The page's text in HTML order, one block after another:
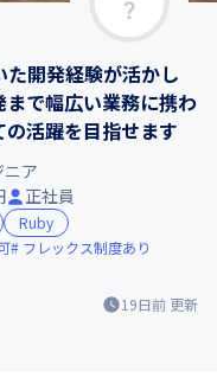
開発経験が活かし
で幅広い業務に携わ
活躍を目指せます
19日前 更新
ア
正社員
Ruby
フレックス制度あり